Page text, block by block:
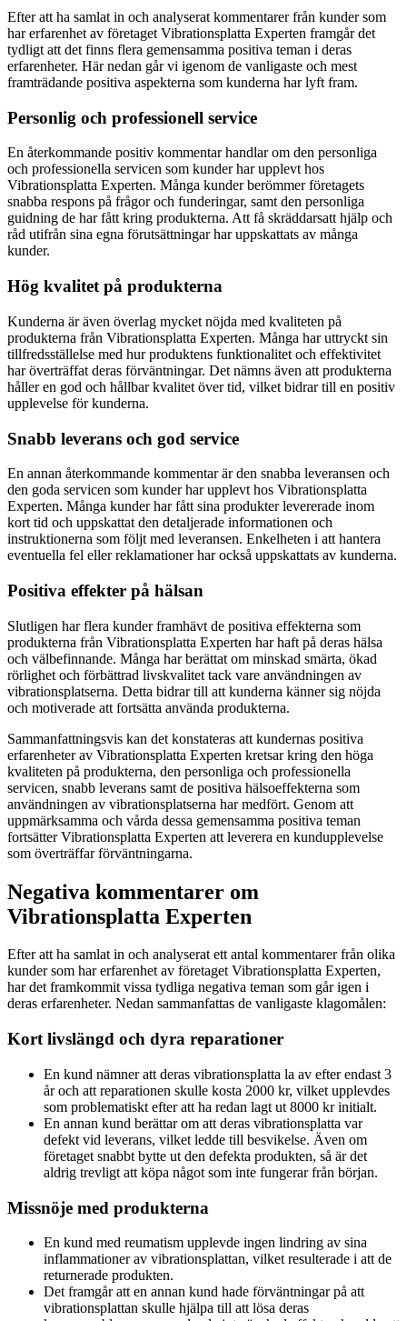
Efter att ha samlat in och analyserat kommentarer från kunder som
har erfarenhet av företaget Vibrationsplatta Experten framgår det
tydligt att det finns flera gemensamma positiva teman i deras
erfarenheter. Här nedan går vi igenom de vanligaste och mest
framträdande positiva aspekterna som kunderna har lyft fram.
Personlig och professionell service
En återkommande positiv kommentar handlar om den personliga
och professionella servicen som kunder har upplevt hos
Vibrationsplatta Experten. Många kunder berömmer företagets
snabba respons på frågor och funderingar, samt den personliga
guidning de har fått kring produkterna. Att få skräddarsatt hjälp och
råd utifrån sina egna förutsättningar har uppskattats av många
kunder.
Hög kvalitet på produkterna
Kunderna är även överlag mycket nöjda med kvaliteten på
produkterna från Vibrationsplatta Experten. Många har uttryckt sin
tillfredsställelse med hur produktens funktionalitet och effektivitet
har överträffat deras förväntningar. Det nämns även att produkterna
håller en god och hållbar kvalitet över tid, vilket bidrar till en positiv
upplevelse för kunderna.
Snabb leverans och god service
En annan återkommande kommentar är den snabba leveransen och
den goda servicen som kunder har upplevt hos Vibrationsplatta
Experten. Många kunder har fått sina produkter levererade inom
kort tid och uppskattat den detaljerade informationen och
instruktionerna som följt med leveransen. Enkelheten i att hantera
eventuella fel eller reklamationer har också uppskattats av kunderna.
Positiva effekter på hälsan
Slutligen har flera kunder framhävt de positiva effekterna som
produkterna från Vibrationsplatta Experten har haft på deras hälsa
och välbefinnande. Många har berättat om minskad smärta, ökad
rörlighet och förbättrad livskvalitet tack vare användningen av
vibrationsplatserna. Detta bidrar till att kunderna känner sig nöjda
och motiverade att fortsätta använda produkterna.
Sammanfattningsvis kan det konstateras att kundernas positiva
erfarenheter av Vibrationsplatta Experten kretsar kring den höga
kvaliteten på produkterna, den personliga och professionella
servicen, snabb leverans samt de positiva hälsoeffekterna som
användningen av vibrationsplatserna har medfört. Genom att
uppmärksamma och vårda dessa gemensamma positiva teman
fortsätter Vibrationsplatta Experten att leverera en kundupplevelse
som överträffar förväntningarna.
Negativa kommentarer om
Vibrationsplatta Experten
Efter att ha samlat in och analyserat ett antal kommentarer från olika
kunder som har erfarenhet av företaget Vibrationsplatta Experten,
har det framkommit vissa tydliga negativa teman som går igen i
deras erfarenheter. Nedan sammanfattas de vanligaste klagomålen:
Kort livslängd och dyra reparationer
En kund nämner att deras vibrationsplatta la av efter endast 3
år och att reparationen skulle kosta 2000 kr, vilket upplevdes
som problematiskt efter att ha redan lagt ut 8000 kr initialt.
En annan kund berättar om att deras vibrationsplatta var
defekt vid leverans, vilket ledde till besvikelse. Även om
företaget snabbt bytte ut den defekta produkten, så är det
aldrig trevligt att köpa något som inte fungerar från början.
Missnöje med produkterna
En kund med reumatism upplevde ingen lindring av sina
inflammationer av vibrationsplattan, vilket resulterade i att de
returnerade produkten.
Det framgår att en annan kund hade förväntningar på att
vibrationsplattan skulle hjälpa till att lösa deras